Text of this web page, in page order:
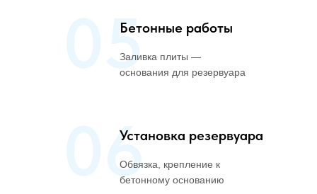
05
Бетонные работы
Заливка плиты —
основания для резервуара
06
Установка резервуара
Обвязка, крепление к
бетонному основанию